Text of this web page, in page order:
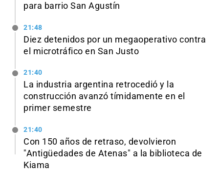
para barrio San Agustín
21:48
Diez detenidos por un megaoperativo contra
el microtráfico en San Justo
21:40
La industria argentina retrocedió y la
construcción avanzó tímidamente en el
primer semestre
21:40
Con 150 años de retraso, devolvieron
"Antigüedades de Atenas" a la biblioteca de
Kiama